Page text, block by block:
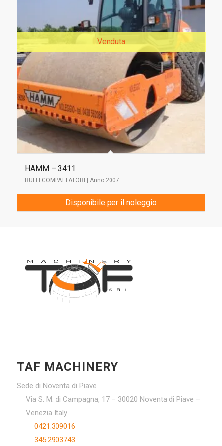
Venduta
HAMM – 3411
RULLI COMPATTATORI | Anno 2007
Disponibile per il noleggio
TAF MACHINERY
Sede di Noventa di Piave
Via S. M. di Campagna, 17 – 30020 Noventa di Piave –
Venezia Italy
0421.309016
345.2903743